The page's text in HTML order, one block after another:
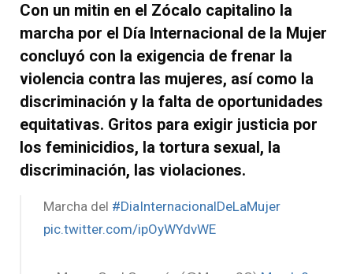
Con un mitin en el Zócalo capitalino la
marcha por el Día Internacional de la Mujer
concluyó con la exigencia de frenar la
violencia contra las mujeres, así como la
discriminación y la falta de oportunidades
equitativas. Gritos para exigir justicia por
los feminicidios, la tortura sexual, la
discriminación, las violaciones.
Marcha del #DiaInternacionalDeLaMujer
pic.twitter.com/ipOyWYdvWE